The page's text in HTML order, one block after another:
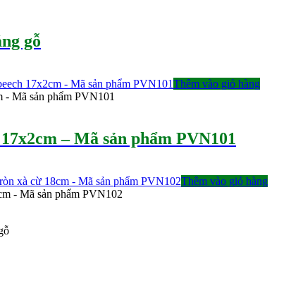
gỗ
Thêm vào giỏ hàng
- Mã sản phẩm PVN101
– Mã sản phẩm PVN101
Thêm vào giỏ hàng
- Mã sản phẩm PVN102
₫.